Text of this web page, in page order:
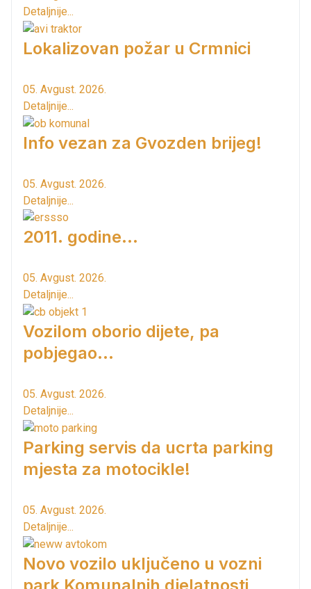
Detaljnije...
Lokalizovan požar u Crmnici
05. Avgust. 2026.
Detaljnije...
Info vezan za Gvozden brijeg!
05. Avgust. 2026.
Detaljnije...
2011. godine...
05. Avgust. 2026.
Detaljnije...
Vozilom oborio dijete, pa
pobjegao...
05. Avgust. 2026.
Detaljnije...
Parking servis da ucrta parking
mjesta za motocikle!
05. Avgust. 2026.
Detaljnije...
Novo vozilo uključeno u vozni
park Komunalnih djelatnosti